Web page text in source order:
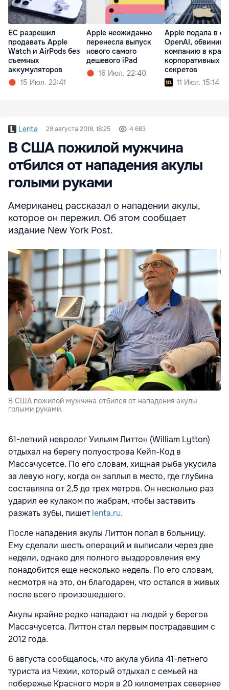
ЕС разрешил
продавать Apple
Watch и AirPods без
съемных
аккумуляторов
15 Июл. 22:41
Apple неожиданно
перенесла выпуск
нового самого
дешевого iPad
16 Июл. 22:40
Apple подала в
OpenAI, обвинив
компанию в
корпоративных
секретов
11 Июл. 15:14
Lenta 29 августа 2018, 18:25 4 683
В США пожилой мужчина
отбился от нападения акулы
голыми руками
Американец рассказал о нападении акулы,
которое он пережил. Об этом сообщает
издание New York Post.
В США пожилой мужчина отбился от нападения акулы
голыми руками.
61-летний невролог Уильям Литтон (William Lytton)
отдыхал на берегу полуострова Кейп-Код в
Массачусетсе. По его словам, хищная рыба укусила
за левую ногу, когда он заплыл в место, где глубина
составляла от 2,5 до трех метров. Он несколько раз
ударил ее кулаком по жабрам, чтобы заставить
разжать зубы, пишетlenta.ru.
После нападения акулы Литтон попал в больницу.
Ему сделали шесть операций и выписали через две
недели, однако для полного выздоровления ему
понадобится еще несколько недель. По его словам,
несмотря на это, он благодарен, что остался в живых
после всего произошедшего.
Акулы крайне редко нападают на людей у берегов
Массачусетса. Литтон стал первым пострадавшим с
2012 года.
6 августа сообщалось, что акула убила 41-летнего
туриста из Чехии, который отдыхал с семьей на
побережье Красного моря в 20 километрах севернее